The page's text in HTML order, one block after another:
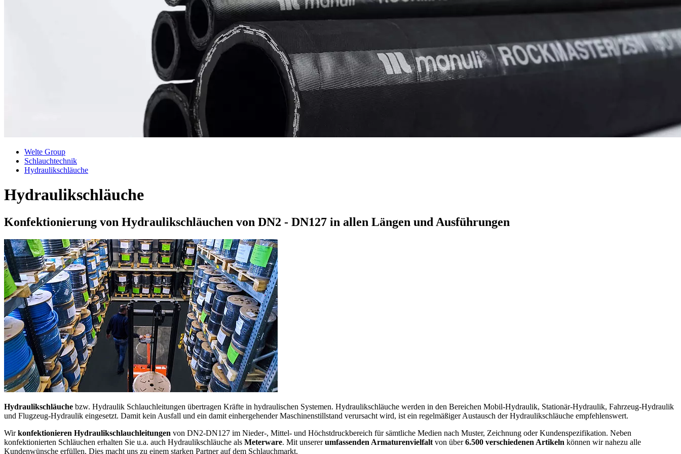
Welte Group
Schlauchtechnik
Hydraulikschläuche
Hydraulikschläuche
Konfektionierung von Hydraulikschläuchen von DN2 - DN127 in allen Längen und Ausführungen
Hydraulikschläuche bzw. Hydraulik Schlauchleitungen übertragen Kräfte in hydraulischen Systemen. Hydraulikschläuche werden in den Bereichen Mobil-Hydraulik, Stationär-Hydraulik, Fahrzeug-Hydraulik
und Flugzeug-Hydraulik eingesetzt. Damit kein Ausfall und ein damit einhergehender Maschinenstillstand verursacht wird, ist ein regelmäßiger Austausch der Hydraulikschläuche empfehlenswert.
Wirkonfektionieren Hydraulikschlauchleitungen von DN2-DN127 im Nieder-, Mittel- und Höchstdruckbereich für sämtliche Medien nach Muster, Zeichnung oder Kundenspezifikation. Neben
konfektionierten Schläuchen erhalten Sie u.a. auch Hydraulikschläuche als Meterware. Mit unsererumfassenden Armaturenvielfalt von über6.500 verschiedenen Artikeln können wir nahezu alle
Kundenwünsche erfüllen. Dies macht uns zu einem starken Partner auf dem Schlauchmarkt.